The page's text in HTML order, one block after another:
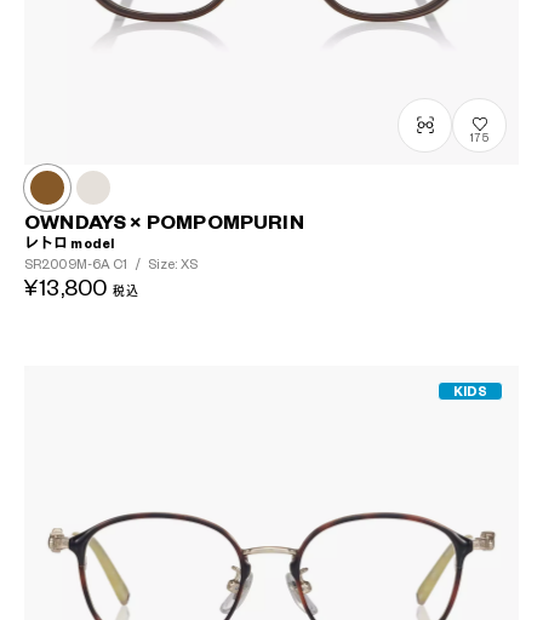
175
OWNDAYS × POMPOMPURIN
レトロ model
SR2009M-6A C1 / Size: XS
¥13,800 税込
KIDS